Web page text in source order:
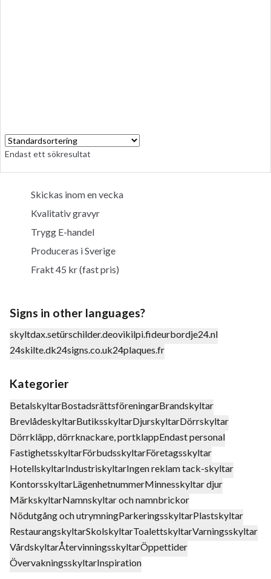
Endast ett sökresultat
Skickas inom en vecka
Kvalitativ gravyr
Trygg E-handel
Produceras i Sverige
Frakt 45 kr (fast pris)
Signs in other languages?
skyltdax.setürschilder.deovikilpi.fideurbordje24.nl
24skilte.dk24signs.co.uk24plaques.fr
Kategorier
BetalskyltarBostadsrättsföreningarBrandskyltar
BrevlådeskyltarButiksskyltarDjurskyltarDörrskyltar
Dörrkläpp, dörrknackare, portklappEndast personal
FastighetsskyltarFörbudsskyltarFöretagsskyltar
HotellskyltarIndustriskyltarIngen reklam tack-skyltar
KontorsskyltarLägenhetnummerMinnesskyltar djur
MärkskyltarNamnskyltar och namnbrickor
Nödutgång och utrymningParkeringsskyltarPlastskyltar
RestaurangskyltarSkolskyltarToalettskyltarVarningsskyltar
VårdskyltarÅtervinningsskyltarÖppettider
ÖvervakningsskyltarInspiration